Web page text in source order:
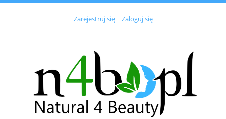
Zarejestruj się Zaloguj się